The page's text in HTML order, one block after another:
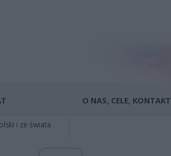
i ze świata
O NAS, CELE, KONTAKT